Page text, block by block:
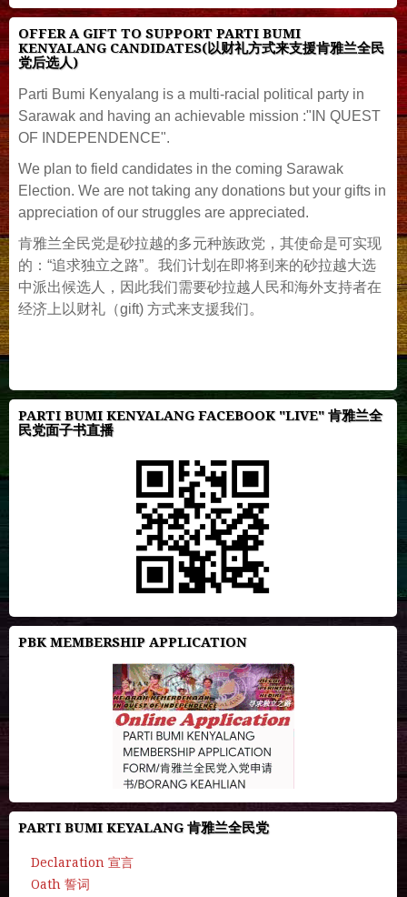
OFFER A GIFT TO SUPPORT PARTI BUMI
KENYALANG CANDIDATES(以财礼方式来支援肯雅兰全民
党后选人)
Parti Bumi Kenyalang is a multi-racial political party in
Sarawak and having an achievable mission :"IN QUEST
OF INDEPENDENCE".
We plan to field candidates in the coming Sarawak
Election. We are not taking any donations but your gifts in
appreciation of our struggles are appreciated.
肯雅兰全民党是砂拉越的多元种族政党，其使命是可实现
的：“追求独立之路”。我们计划在即将到来的砂拉越大选
中派出候选人，因此我们需要砂拉越人民和海外支持者在
经济上以财礼（gift) 方式来支援我们。
PARTI BUMI KENYALANG FACEBOOK "LIVE" 肯雅兰全
民党面子书直播
PBK MEMBERSHIP APPLICATION
PARTI BUMI KEYALANG 肯雅兰全民党
Declaration 宣言
Oath 誓词